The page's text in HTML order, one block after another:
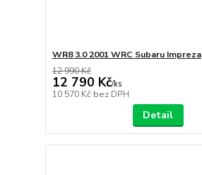
WR8 3.0 2001 WRC Subaru Impreza
12 990 Kč
12 790 Kč/ks
10 570 Kč bez DPH
Detail